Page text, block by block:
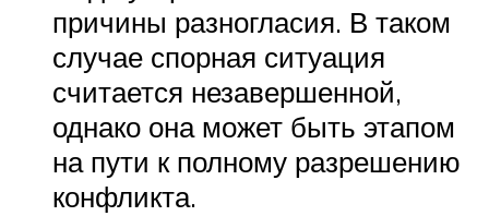
причины разногласия. В таком
случае спорная ситуация
считается незавершенной,
однако она может быть этапом
на пути к полному разрешению
конфликта.